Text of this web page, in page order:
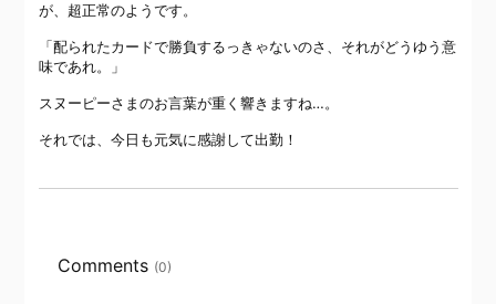
が、超正常のようです。
「配られたカードで勝負するっきゃないのさ、それがどうゆう意
味であれ。」
スヌーピーさまのお言葉が重く響きますね…。
それでは、今日も元気に感謝して出勤！
Comments (0)